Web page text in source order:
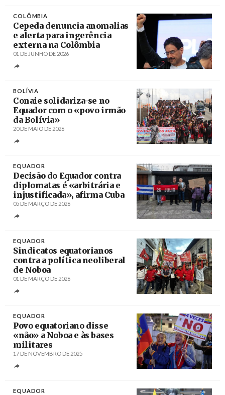
COLÔMBIA
Cepeda denuncia anomalias
e alerta para ingerência
externa na Colômbia
01 DE JUNHO DE 2026
BOLÍVIA
Conaie solidariza-se no
Equador com o «povo irmão
da Bolívia»
20 DE MAIO DE 2026
EQUADOR
Decisão do Equador contra
diplomatas é «arbitrária e
injustificada», afirma Cuba
05 DE MARÇO DE 2026
EQUADOR
Sindicatos equatorianos
contra a política neoliberal
de Noboa
01 DE MARÇO DE 2026
EQUADOR
Povo equatoriano disse
«não» a Noboa e às bases
militares
17 DE NOVEMBRO DE 2025
EQUADOR